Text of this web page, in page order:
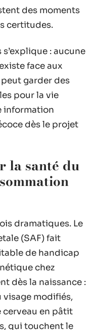
des moments
certitudes.
: aucune
face aux
garder des
pour la vie
information
dès le projet
la santé du
dramatiques. Le
(SAF) fait
de handicap
chez
dès la naissance :
visage modifiés,
cerveau en pâtit
qui touchent le